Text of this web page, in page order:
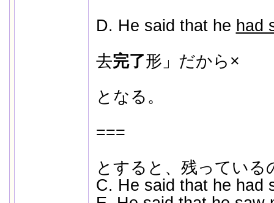
D. He said that he had
去完了形」だから×
となる。
===
とすると、残っている
C. He said that he had